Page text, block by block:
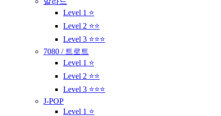
Level 1 ⭐
Level 2 ⭐⭐
Level 3 ⭐⭐⭐
7080 / 트로트
Level 1 ⭐
Level 2 ⭐⭐
Level 3 ⭐⭐⭐
J-POP
Level 1 ⭐